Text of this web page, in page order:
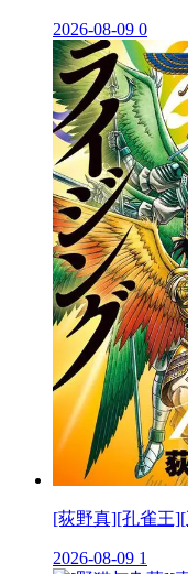
2026-08-09 0
[荻野真][孔雀王
2026-08-09 1